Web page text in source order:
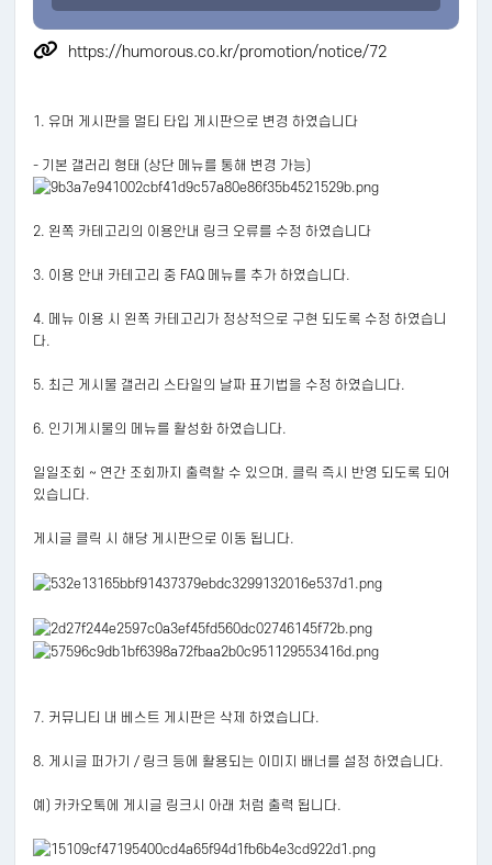
https://humorous.co.kr/promotion/notice/72
1. 유머 게시판을 멀티 타입 게시판으로 변경 하였습니다
- 기본 갤러리 형태 (상단 메뉴를 통해 변경 가능)
2. 왼쪽 카테고리의 이용안내 링크 오류를 수정 하였습니다
3. 이용 안내 카테고리 중 FAQ 메뉴를 추가 하였습니다.
4. 메뉴 이용 시 왼쪽 카테고리가 정상적으로 구현 되도록 수정 하였습니
다.
5. 최근 게시물 갤러리 스타일의 날짜 표기법을 수정 하였습니다.
6. 인기게시물의 메뉴를 활성화 하였습니다.
일일조회 ~ 연간 조회까지 출력할 수 있으며, 클릭 즉시 반영 되도록 되어
있습니다.
게시글 클릭 시 해당 게시판으로 이동 됩니다.
7. 커뮤니티 내 베스트 게시판은 삭제 하였습니다.
8. 게시글 퍼가기 / 링크 등에 활용되는 이미지 배너를 설정 하였습니다.
예) 카카오톡에 게시글 링크시 아래 처럼 출력 됩니다.